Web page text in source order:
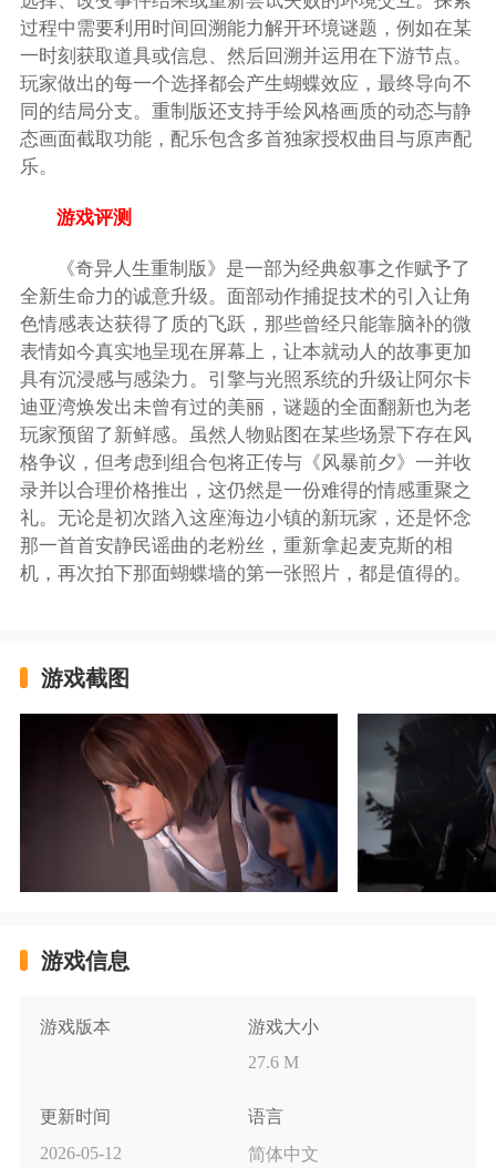
过程中需要利用时间回溯能力解开环境谜题，例如在某
一时刻获取道具或信息、然后回溯并运用在下游节点。
玩家做出的每一个选择都会产生蝴蝶效应，最终导向不
同的结局分支。重制版还支持手绘风格画质的动态与静
态画面截取功能，配乐包含多首独家授权曲目与原声配
乐。
游戏评测
《奇异人生重制版》是一部为经典叙事之作赋予了
全新生命力的诚意升级。面部动作捕捉技术的引入让角
色情感表达获得了质的飞跃，那些曾经只能靠脑补的微
表情如今真实地呈现在屏幕上，让本就动人的故事更加
具有沉浸感与感染力。引擎与光照系统的升级让阿尔卡
迪亚湾焕发出未曾有过的美丽，谜题的全面翻新也为老
玩家预留了新鲜感。虽然人物贴图在某些场景下存在风
格争议，但考虑到组合包将正传与《风暴前夕》一并收
录并以合理价格推出，这仍然是一份难得的情感重聚之
礼。无论是初次踏入这座海边小镇的新玩家，还是怀念
那一首首安静民谣曲的老粉丝，重新拿起麦克斯的相
机，再次拍下那面蝴蝶墙的第一张照片，都是值得的。
游戏截图
游戏信息
游戏版本
游戏大小
27.6 M
更新时间
2026-05-12
语言
简体中文